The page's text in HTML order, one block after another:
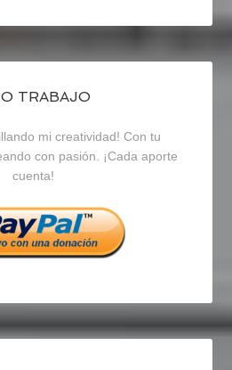
perfil
de
recursosep
en
Instagram
TRABAJO
mi creatividad! Con tu
con pasión. ¡Cada aporte
cuenta!